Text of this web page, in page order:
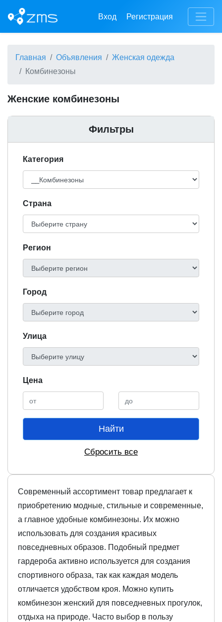
Вход Регистрация
Главная Объявления
Женская одежда
Комбинезоны
Женские комбинезоны
Фильтры
Категория
Cтрана
Регион
Город
Улица
Цена
Найти
Сбросить все
Современный ассортимент товар предлагает к
приобретению модные, стильные и современные,
а главное удобные комбинезоны. Их можно
использовать для создания красивых
повседневных образов. Подобный предмет
гардероба активно используется для создания
спортивного образа, так как каждая модель
отличается удобством кроя. Можно купить
комбинезон женский для повседневных прогулок,
отдыха на природе. Часто выбор в пользу